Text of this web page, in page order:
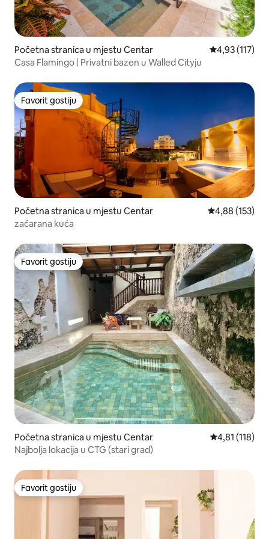
Početna stranica u mjestu Centar prosječna
4,93 (117)
Casa Flamingo | Privatni bazen u Walled Cityju
Favorit gostiju
Favorit gostiju
Početna stranica u mjestu Centar prosječna
4,88 (153)
začarana kuća
Favorit gostiju
Favorit gostiju
Početna stranica u mjestu Centar prosječna
4,81 (118)
Najbolja lokacija u CTG (stari grad)
Favorit gostiju
Favorit gostiju